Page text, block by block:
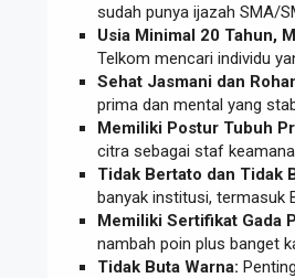
sudah punya ijazah SMA/
Usia Minimal 20 Tahun,
Telkom mencari individu
Sehat Jasmani dan
prima dan mental yang
Memiliki Postur Tubuh
citra sebagai staf
Tidak Bertato dan Tidak
banyak institusi, termasuk
Memiliki Sertifikat Gada
nambah poin plus banget
Tidak Buta Warna: